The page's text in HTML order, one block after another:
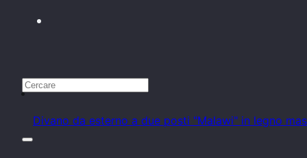
Divano da esterno a due posti "Malawi" in legno